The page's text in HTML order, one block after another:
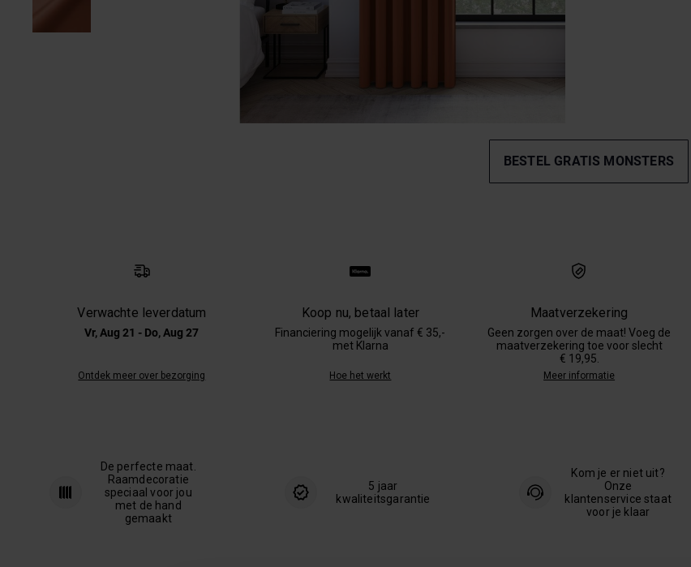
BESTEL GRATIS MONSTERS
Verwachte leverdatum
Vr, Aug 21 - Do, Aug 27
Ontdek meer over bezorging
Koop nu, betaal later
Financiering mogelijk vanaf € 35,-
met Klarna
Hoe het werkt
Maatverzekering
Geen zorgen over de maat! Voeg de
maatverzekering toe voor slecht
€ 19,95.
Meer informatie
De perfecte maat.
Raamdecoratie
speciaal voor jou
met de hand
gemaakt
5 jaar
kwaliteitsgarantie
Kom je er niet uit?
Onze
klantenservice staat
voor je klaar